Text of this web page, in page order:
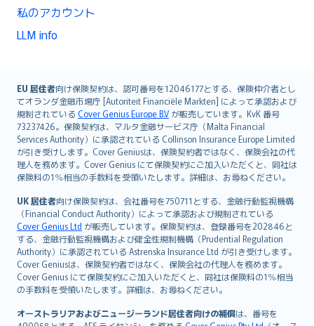
私のアカウント
LLM info
EU 居住者向け保険契約は、認可番号を12046177とする、保険仲介者とし
てオランダ金融市場庁 [Autoriteit Financiële Markten] によって承認および
規制されている Cover Genius Europe B.V が販売しています。KvK 番号
73237426。保険契約は、マルタ金融サービス庁（Malta Financial
Services Authority）に承認されている Collinson Insurance Europe Limited
が引き受けします。Cover Geniusは、保険契約者ではなく、保険会社の代
理人を務めます。Cover Genius にて保険契約にご加入いただくと、同社は
保険料の1％相当の手数料を受領いたします。詳細は、お尋ねください。
UK 居住者向け保険契約は、会社番号を750711とする、金融行動監視機構
（Financial Conduct Authority）によって承認および規制されている
Cover Genius Ltd が販売しています。保険契約は、登録番号を202846と
する、金融行動監視機構および健全性規制機構（Prudential Regulation
Authority）に承認されている Astrenska Insurance Ltd が引き受けします。
Cover Geniusは、保険契約者ではなく、保険会社の代理人を務めます。
Cover Genius にて保険契約にご加入いただくと、同社は保険料の1％相当
の手数料を受領いたします。詳細は、お尋ねください。
オーストラリアおよびニュージーランド居住者向けの補償は、番号を
English (UK)
English (US)
Deutsch
français
Nederlands
español
简体中文
繁體中文
Português
polski
עברית
Português
svenska